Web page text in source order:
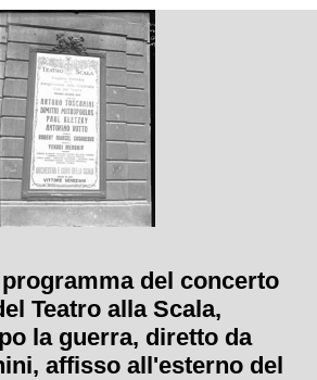
del concerto
Teatro alla Scala,
la guerra, diretto da
affisso all'esterno del